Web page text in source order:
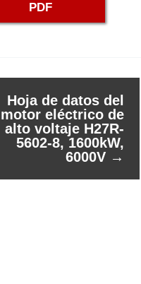
PDF
Hoja de datos del
motor eléctrico de
alto voltaje H27R-
5602-8, 1600kW,
6000V →